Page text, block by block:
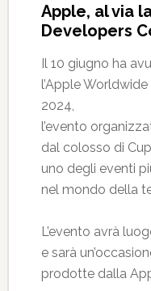
Apple, al via
Developers
Il 10 giugno ha
l’Apple
2024,
l’evento
dal colosso di
uno degli eventi
nel mondo della
L’evento avrà
e sarà
prodotte dalla